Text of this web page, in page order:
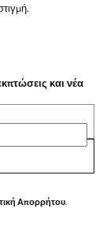
και νέα
Απορρήτου.